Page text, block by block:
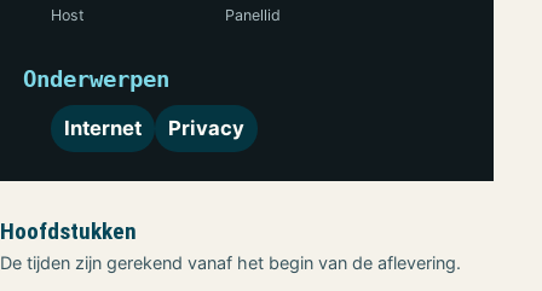
Host Panellid
Onderwerpen
Internet Privacy
Hoofdstukken
De tijden zijn gerekend vanaf het begin van de aflevering.